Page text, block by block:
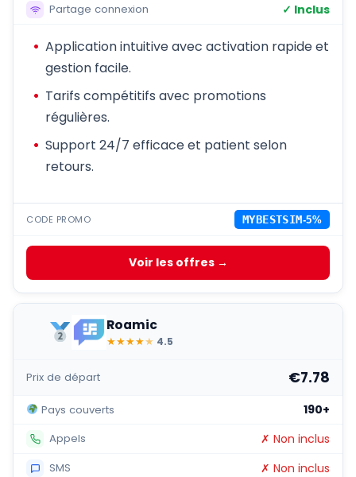
Partage connexion ✓ Inclus
Application intuitive avec activation rapide et
gestion facile.
Tarifs compétitifs avec promotions
régulières.
Support 24/7 efficace et patient selon
retours.
CODE PROMO MYBESTSIM-5%
Voir les offres →
Roamic
★★★★★ 4.5
Prix de départ €7.78
Pays couverts 190+
Appels ✗ Non inclus
SMS ✗ Non inclus